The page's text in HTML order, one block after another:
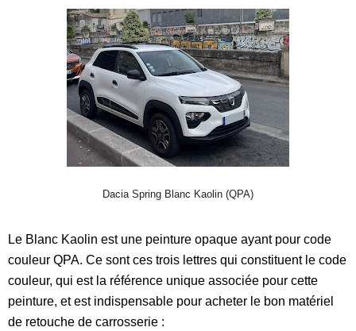
Dacia Spring Blanc Kaolin (QPA)
Le Blanc Kaolin est une peinture opaque ayant pour code
couleur QPA. Ce sont ces trois lettres qui constituent le code
couleur, qui est la référence unique associée pour cette
peinture, et est indispensable pour acheter le bon matériel
de retouche de carrosserie :